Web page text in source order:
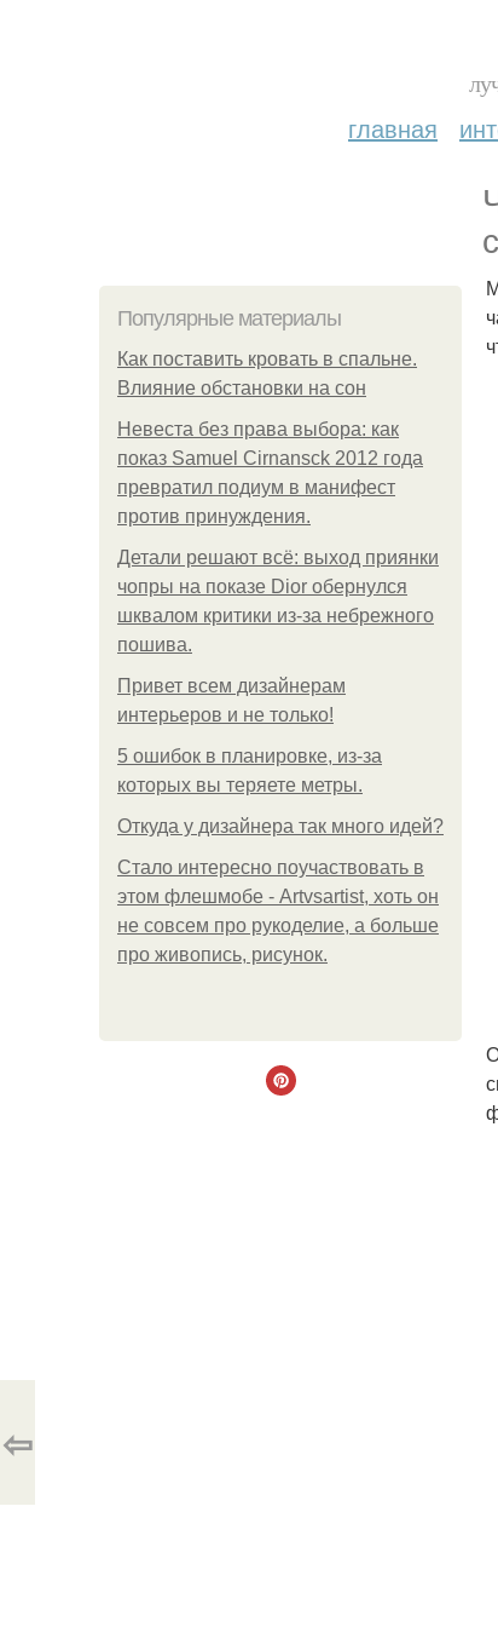
главная
Популярные материалы
Как поставить кровать в спальне.
Влияние обстановки на сон
Невеста без права выбора: как
показ Samuel Cirnansck 2012 года
превратил подиум в манифест
против принуждения.
Детали решают всё: выход приянки
чопры на показе Dior обернулся
шквалом критики из-за небрежного
пошива.
Привет всем дизайнерам
интерьеров и не только!
5 ошибок в планировке, из-за
которых вы теряете метры.
Откуда у дизайнера так много идей?
Стало интересно поучаствовать в
этом флешмобе - Artvsartist, хоть он
не совсем про рукоделие, а больше
про живопись, рисунок.
⇦